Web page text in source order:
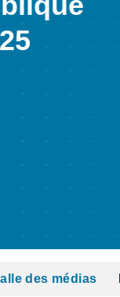
des médias